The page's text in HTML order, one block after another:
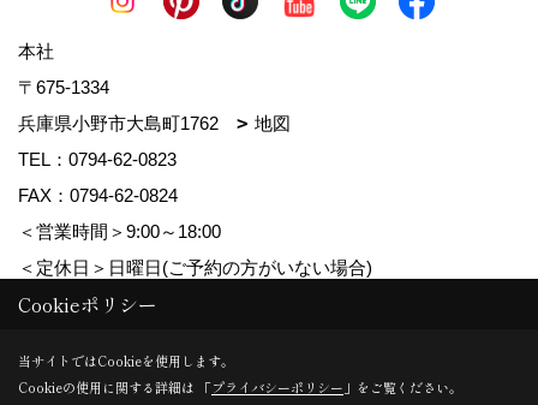
本社
〒675-1334
兵庫県小野市大島町1762
地図
TEL： 0794-62-0823
FAX：0794-62-0824
＜営業時間＞9:00～18:00
＜定休日＞日曜日(ご予約の方がいない場合)
Copyright (c) MDhomes. All Rights Reserved.
Produced byゴデスクリエイト
Cookieポリシー
当サイトではCookieを使用します。
Cookieの使用に関する詳細は 「プライバシーポリシー 」をご覧ください。